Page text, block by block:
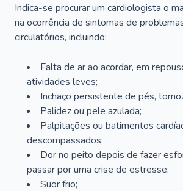
Indica-se procurar um cardiologista o
na ocorrência de sintomas de
circulatórios, incluindo:
Falta de ar ao acordar, em
atividades leves;
Inchaço persistente de pés,
Palidez ou pele azulada;
Palpitações ou batimentos
descompassados;
Dor no peito depois de fazer
passar por uma crise de estresse;
Suor frio;